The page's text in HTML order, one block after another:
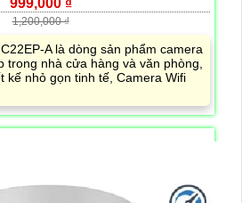
999,000 ₫
1,200,000 ₫
A là dòng sản phẩm camera
trong nhà cửa hàng và văn phòng,
kế nhỏ gọn tinh tế, Camera Wifi